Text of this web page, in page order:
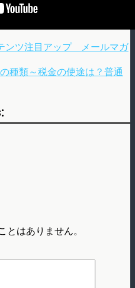
ンツ注目アップ メールマガ
種類～税金の使途は？普通
とはありません。